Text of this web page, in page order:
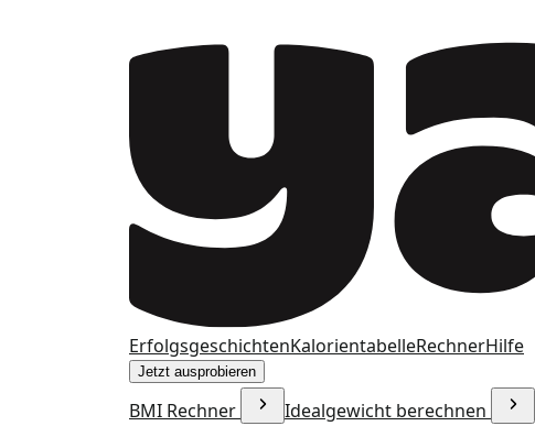
ErfolgsgeschichtenKalorientabelleRechnerHilfe
Jetzt ausprobieren
BMI Rechner Idealgewicht berechnen